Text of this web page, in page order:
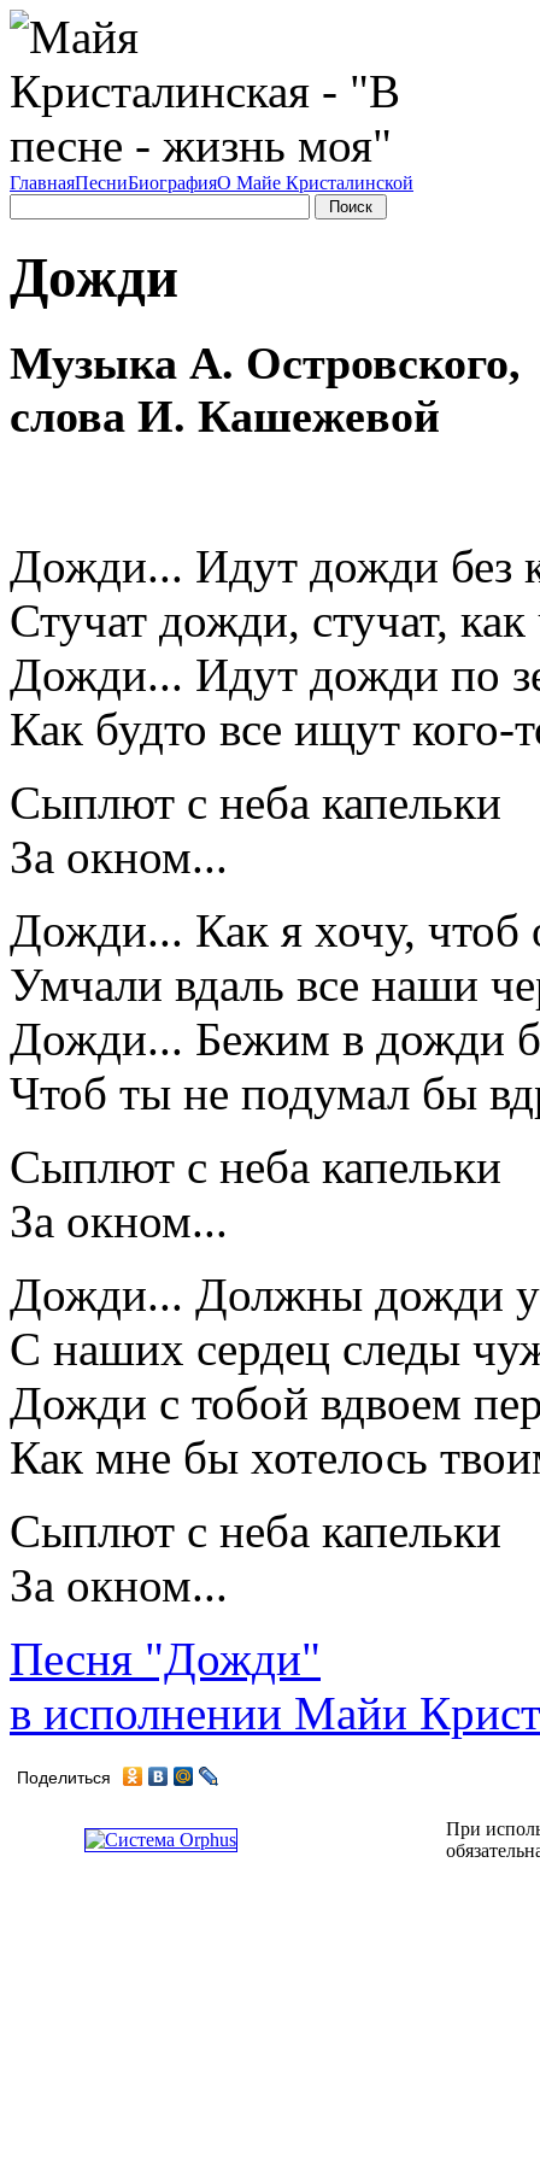
ГлавнаяПесниБиографияО Майе Кристалинской
Дожди
Музыка А. Островского,
слова И. Кашежевой
Дожди... Идут дожди без
Стучат дожди, стучат,
Дожди... Идут дожди по
Как будто все ищут кого-
Сыплют с неба капельки
За окном...
Дожди... Как я хочу, чтоб
Умчали вдаль все наши
Дожди... Бежим в дожди
Чтоб ты не подумал бы
Сыплют с неба капельки
За окном...
Дожди... Должны дожди
С наших сердец следы
Дожди с тобой вдвоем
Как мне бы хотелось
Сыплют с неба капельки
За окном...
Песня "Дожди"
в исполнении Майи
Поделиться
При